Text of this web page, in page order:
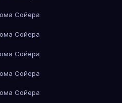
Сойера
Сойера
Сойера
Сойера
Сойера